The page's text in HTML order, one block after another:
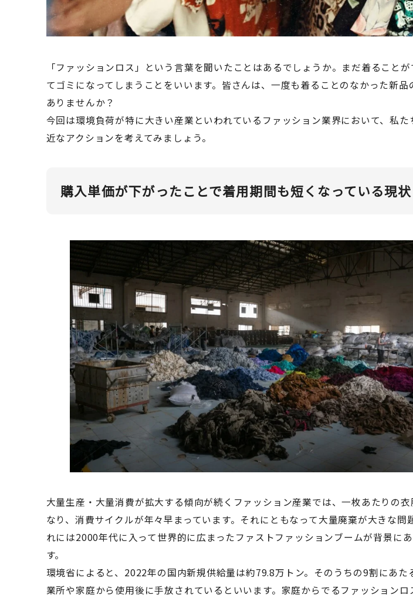
「ファッションロス」という言葉を聞いたことはあるでしょうか。まだ着ること
てゴミになってしまうことをいいます。皆さんは、一度も着ることのなかった新品
ありませんか？
今回は環境負荷が特に大きい産業といわれているファッション業界において、私
近なアクションを考えてみましょう。
購入単価が下がったことで着用期間も短くなっている現状
大量生産・大量消費が拡大する傾向が続くファッション産業では、一枚あたりの衣
なり、消費サイクルが年々早まっています。それにともなって大量廃棄が大きな問
れには2000年代に入って世界的に広まったファストファッションブームが背景に
す。
環境省によると、2022年の国内新規供給量は約79.8万トン。そのうちの9割にあた
業所や家庭から使用後に手放されているといいます。家庭からでるファッション